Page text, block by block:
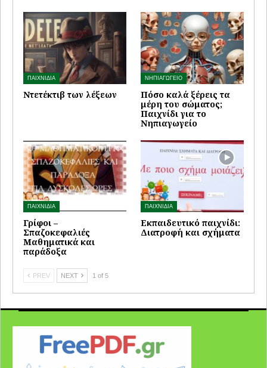
ΠΑΙΧΝΙΔΙΑ
Ντετέκτιβ των λέξεων
ΝΗΠΙΑΓΩΓΕΙΟ
Πόσο καλά ξέρεις τα
μέρη του σώματος;
Παιχνίδι για το
Νηπιαγωγείο
ΠΑΙΧΝΙΔΙΑ
Γρίφοι –
Σπαζοκεφαλιές
Μαθηματικά και
παράδοξα
ΠΑΙΧΝΙΔΙΑ
Εκπαιδευτικό παιχνίδι:
Διατροφή και σχήματα
PREV NEXT 1 of 5